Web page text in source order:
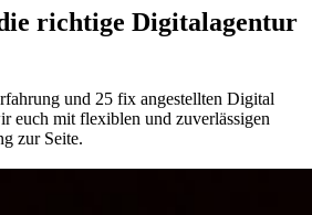
richtige Digitalagentur
und 25 fix angestellten Digital
euch mit flexiblen und zuverlässigen
zur Seite.